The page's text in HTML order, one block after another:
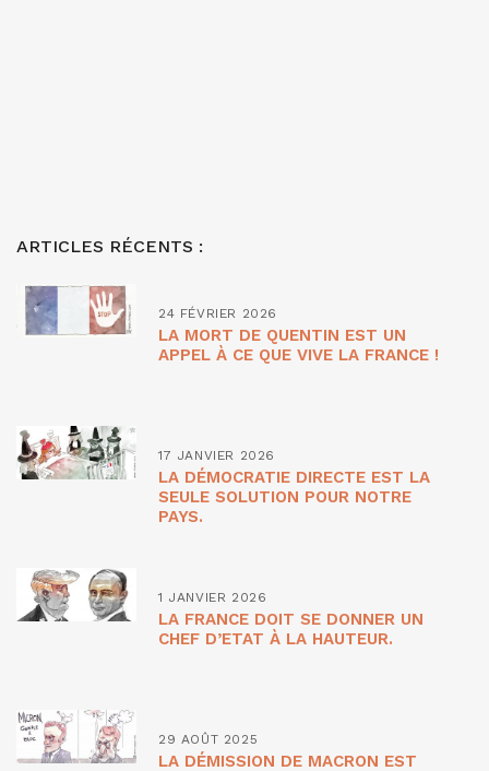
ARTICLES RÉCENTS :
24 FÉVRIER 2026
LA MORT DE QUENTIN EST UN
APPEL À CE QUE VIVE LA FRANCE !
17 JANVIER 2026
LA DÉMOCRATIE DIRECTE EST LA
SEULE SOLUTION POUR NOTRE
PAYS.
1 JANVIER 2026
LA FRANCE DOIT SE DONNER UN
CHEF D’ETAT À LA HAUTEUR.
29 AOÛT 2025
LA DÉMISSION DE MACRON EST